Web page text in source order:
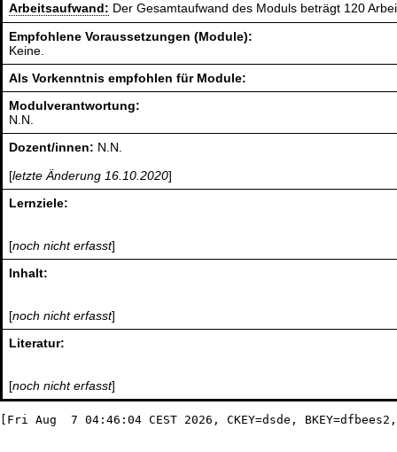
Arbeitsaufwand: Der Gesamtaufwand des Moduls beträgt 120
Empfohlene Voraussetzungen (Module):
Keine.
Als Vorkenntnis empfohlen für Module:
Modulverantwortung:
N.N.
Dozent/innen: N.N.
[letzte Änderung 16.10.2020]
Lernziele:
[noch nicht erfasst]
Inhalt:
[noch nicht erfasst]
Literatur:
[noch nicht erfasst]